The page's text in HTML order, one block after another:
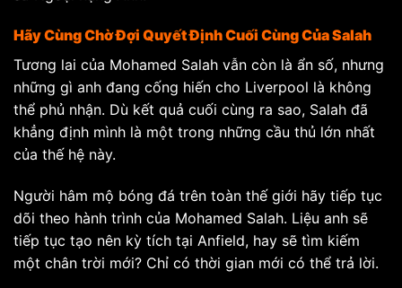
Hãy Cùng Chờ Đợi Quyết Định Cuối Cùng Của Salah
Tương lai của Mohamed Salah vẫn còn là ẩn số, nhưng
những gì anh đang cống hiến cho Liverpool là không
thể phủ nhận. Dù kết quả cuối cùng ra sao, Salah đã
khẳng định mình là một trong những cầu thủ lớn nhất
của thế hệ này.
Người hâm mộ bóng đá trên toàn thế giới hãy tiếp tục
dõi theo hành trình của Mohamed Salah. Liệu anh sẽ
tiếp tục tạo nên kỳ tích tại Anfield, hay sẽ tìm kiếm
một chân trời mới? Chỉ có thời gian mới có thể trả lời.